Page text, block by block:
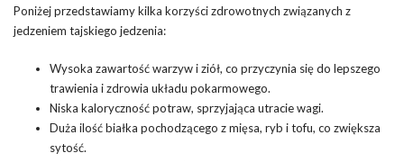
Poniżej przedstawiamy kilka korzyści zdrowotnych związanych z
jedzeniem tajskiego jedzenia:
Wysoka zawartość warzyw i ziół, co przyczynia się do lepszego
trawienia i zdrowia układu pokarmowego.
Niska kaloryczność potraw, sprzyjająca utracie wagi.
Duża ilość białka pochodzącego z mięsa, ryb i tofu, co zwiększa
sytość.